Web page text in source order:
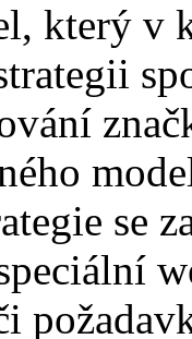
který v
se